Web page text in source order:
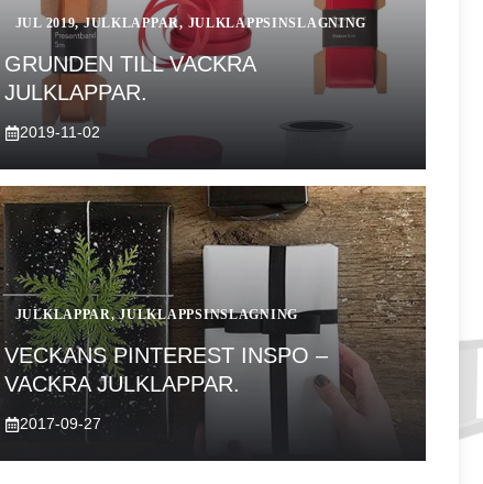
JUL 2019,JULKLAPPAR,JULKLAPPSINSLAGNING
GRUNDEN TILL VACKRA
JULKLAPPAR.
2019-11-02
JULKLAPPAR,JULKLAPPSINSLAGNING
VECKANS PINTEREST INSPO –
VACKRA JULKLAPPAR.
2017-09-27